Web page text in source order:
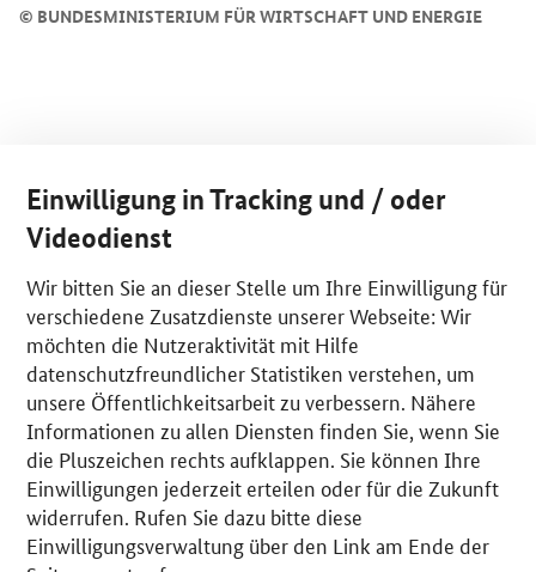
© BUNDESMINISTERIUM FÜR WIRTSCHAFT UND ENERGIE
Einwilligung in Tracking und / oder
Videodienst
Wir bitten Sie an dieser Stelle um Ihre Einwilligung für
verschiedene Zusatzdienste unserer Webseite: Wir
möchten die Nutzeraktivität mit Hilfe
datenschutzfreundlicher Statistiken verstehen, um
unsere Öffentlichkeitsarbeit zu verbessern. Nähere
Informationen zu allen Diensten finden Sie, wenn Sie
die Pluszeichen rechts aufklappen. Sie können Ihre
Einwilligungen jederzeit erteilen oder für die Zukunft
widerrufen. Rufen Sie dazu bitte diese
Einwilligungsverwaltung über den Link am Ende der